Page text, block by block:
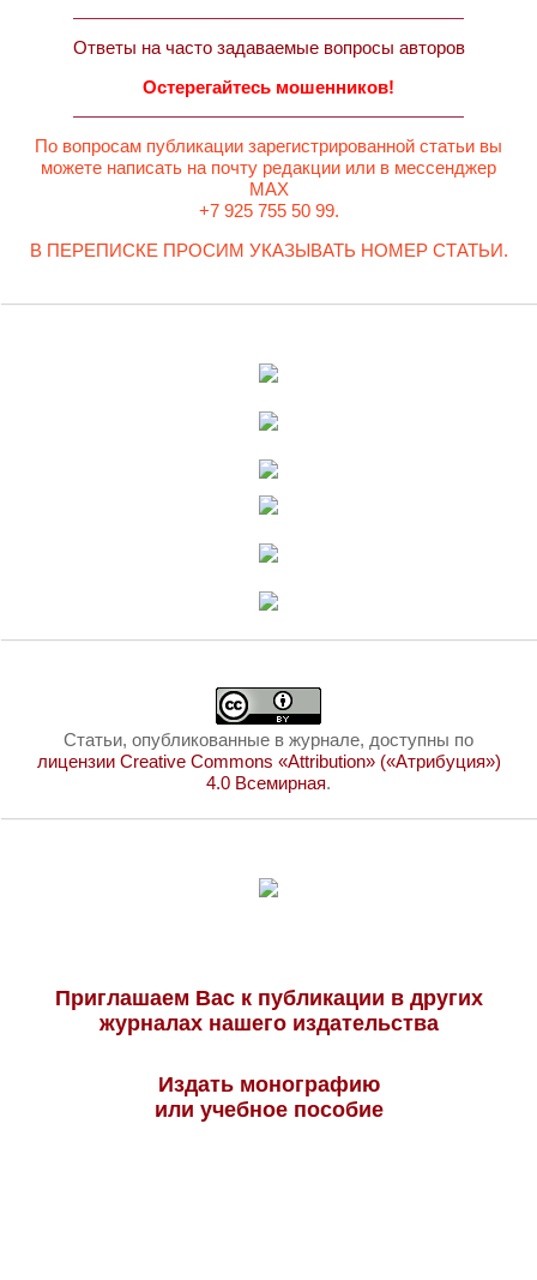
Ответы на часто задаваемые вопросы авторов
Остерегайтесь мошенников!
По вопросам публикации зарегистрированной статьи вы
можете написать на почту редакции или в мессенджер
MAX
+7 925 755 50 99.
В ПЕРЕПИСКЕ ПРОСИМ УКАЗЫВАТЬ НОМЕР СТАТЬИ.
Статьи, опубликованные в журнале, доступны по
лицензии Creative Commons «Attribution» («Атрибуция»)
4.0 Всемирная.
Приглашаем Вас к публикации в других
журналах нашего издательства
Издать монографию
или учебное пособие